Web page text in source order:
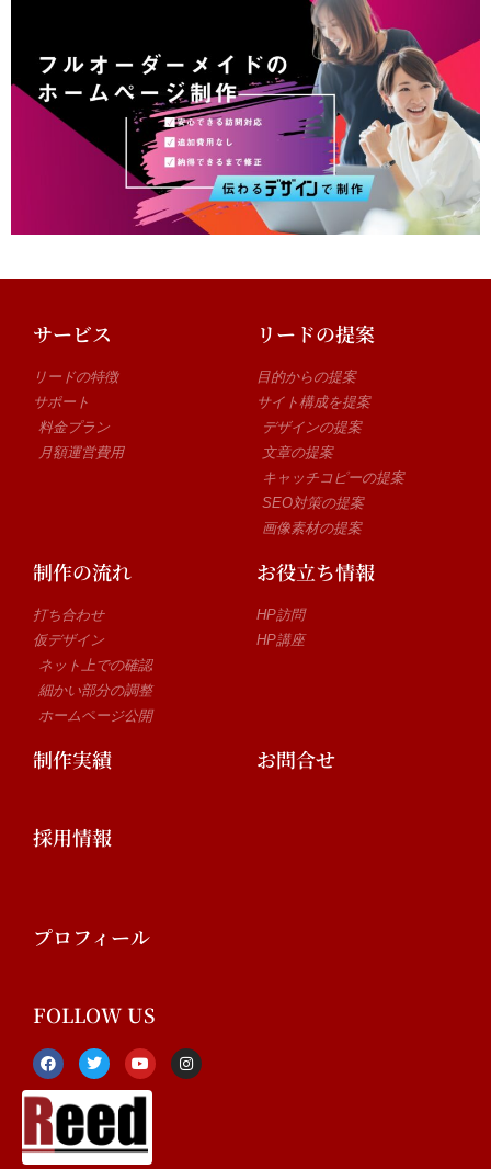
サービス
リードの特徴
サポート
料金プラン
月額運営費用
リードの提案
目的からの提案
サイト構成を提案
デザインの提案
文章の提案
キャッチコピーの提案
SEO対策の提案
画像素材の提案
制作の流れ
打ち合わせ
仮デザイン
ネット上での確認
細かい部分の調整
ホームページ公開
お役立ち情報
HP訪問
HP講座
制作実績 お問合せ
採用情報
プロフィール
FOLLOW US
F
a
c
e
b
o
o
k
T
w
i
t
e
r
Y
o
u
t
e
I
n
s